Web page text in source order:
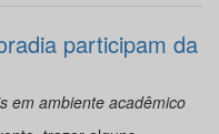
participam da
em ambiente acadêmico